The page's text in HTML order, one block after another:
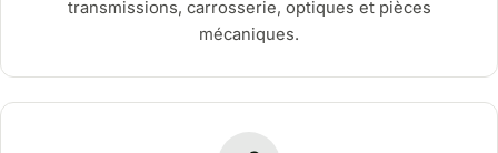
transmissions, carrosserie, optiques et pièces
mécaniques.